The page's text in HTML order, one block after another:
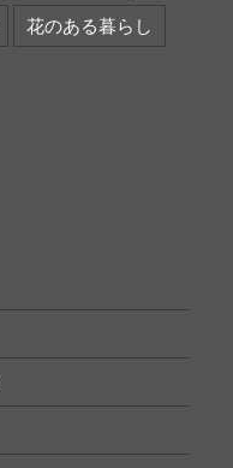
花のある暮らし